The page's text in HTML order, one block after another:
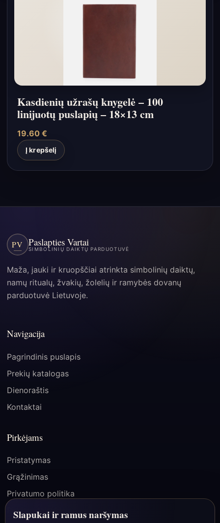
Kasdienių užrašų knygelė – 100
linijuotų puslapių – 18×13 cm
19.60 €
Į krepšelį
PV Paslapties Vartai
SIMBOLINIŲ DAIKTŲ PARDUOTUVĖ
Maža, jauki ir kruopščiai atrinkta simbolinių daiktų,
namų ritualų, žvakių, žolelių ir ramybės dovanų
parduotuvė Lietuvoje.
Navigacija
Pagrindinis puslapis
Prekių katalogas
Dienoraštis
Kontaktai
Pirkėjams
Pristatymas
Grąžinimas
Privatumo politika
Pirkimo taisyklės
Slapukai ir ramus naršymas